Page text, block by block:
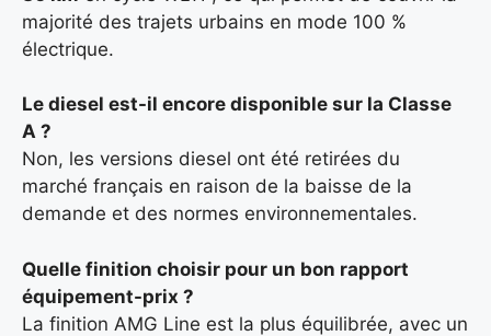
majorité des trajets urbains en mode 100 %
électrique.
Le diesel est-il encore disponible sur la Classe
A ?
Non, les versions diesel ont été retirées du
marché français en raison de la baisse de la
demande et des normes environnementales.
Quelle finition choisir pour un bon rapport
équipement-prix ?
La finition AMG Line est la plus équilibrée, avec un